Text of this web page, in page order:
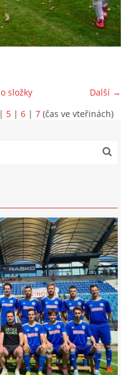
Další →
složky
| 5 | 6 | 7 (čas ve vteřinách)